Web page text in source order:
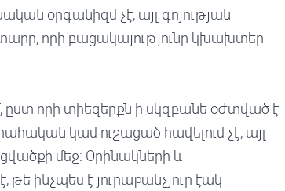
օրգանիզմ չէ, այլ գոյության
որի բացակայությունը կխախտեր
ըստ որի տիեզերքն ի սկզբանե օժտված է
կամ ուշացած հավելում չէ, այլ
մեջ։ Օրինակների և
ինչպես է յուրաքանչյուր էակ